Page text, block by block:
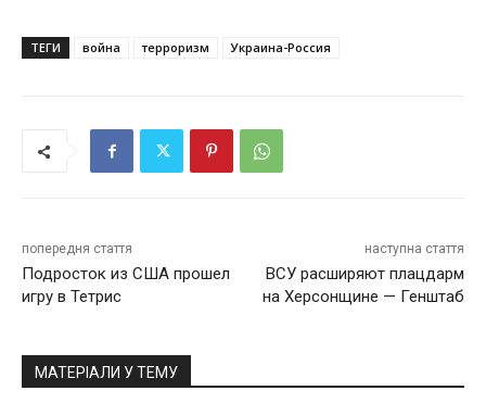
ТЕГИ война терроризм Украина-Россия
попередня стаття
Подросток из США прошел
игру в Тетрис
наступна стаття
ВСУ расширяют плацдарм
на Херсонщине — Генштаб
МАТЕРІАЛИ У ТЕМУ